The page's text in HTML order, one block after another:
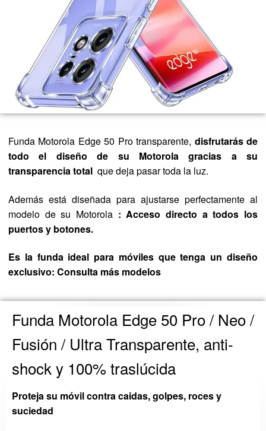
Funda Motorola Edge 50 Pro transparente, disfrutarás de
todo el diseño de su Motorola gracias a su
transparencia total que deja pasar toda la luz.
Además está diseñada para ajustarse perfectamente al
modelo de su Motorola : Acceso directo a todos los
puertos y botones.
Es la funda ideal para móviles que tenga un diseño
exclusivo: Consulta más modelos
Funda Motorola Edge 50 Pro / Neo /
Fusión / Ultra Transparente, anti-
shock y 100% traslúcida
Proteja su móvil contra caidas, golpes, roces y
suciedad